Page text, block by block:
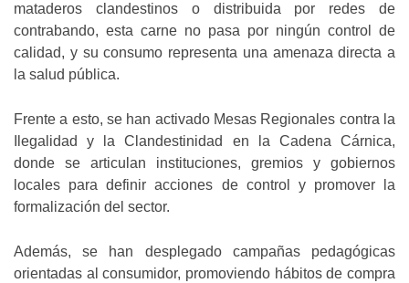
mataderos clandestinos o distribuida por redes de
contrabando, esta carne no pasa por ningún control de
calidad, y su consumo representa una amenaza directa a
la salud pública.
Frente a esto, se han activado Mesas Regionales contra la
Ilegalidad y la Clandestinidad en la Cadena Cárnica,
donde se articulan instituciones, gremios y gobiernos
locales para definir acciones de control y promover la
formalización del sector.
Además, se han desplegado campañas pedagógicas
orientadas al consumidor, promoviendo hábitos de compra